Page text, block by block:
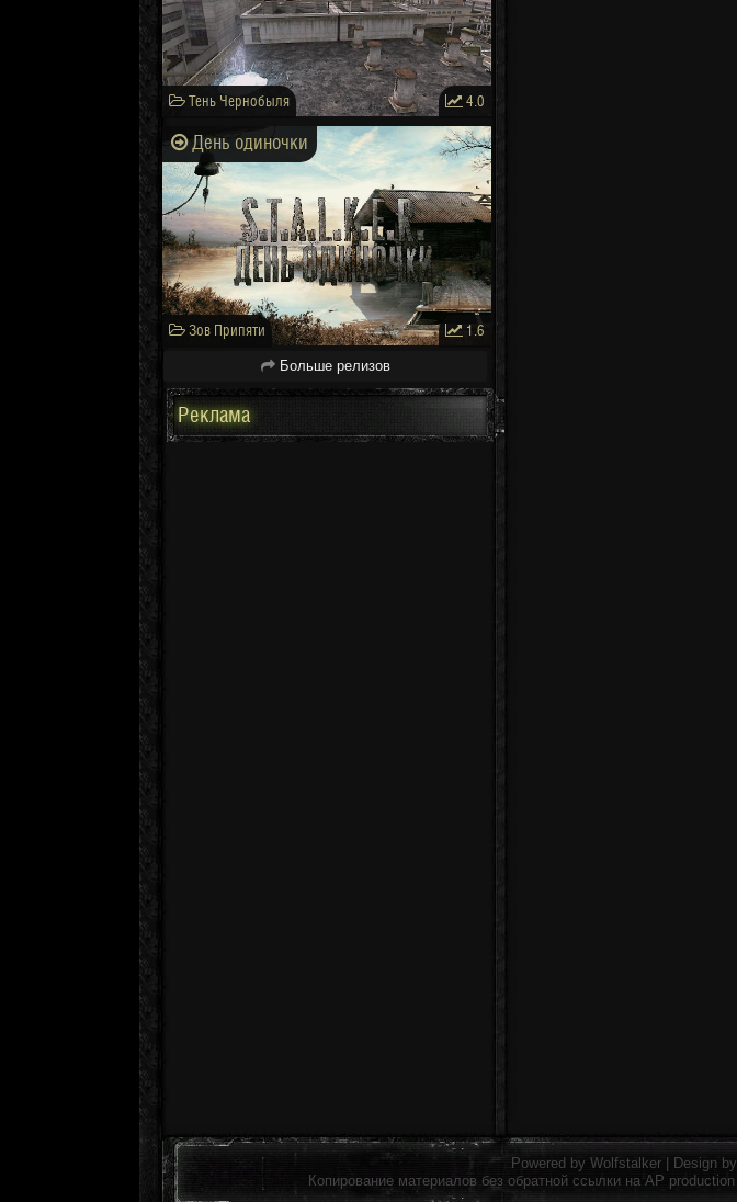
Тень Чернобыля 4.0
День одиночки
Зов Припяти 1.6
Больше релизов
Реклама
Powered by Wolfstalker | Design by
Копирование материалов без обратной ссылки на AP production